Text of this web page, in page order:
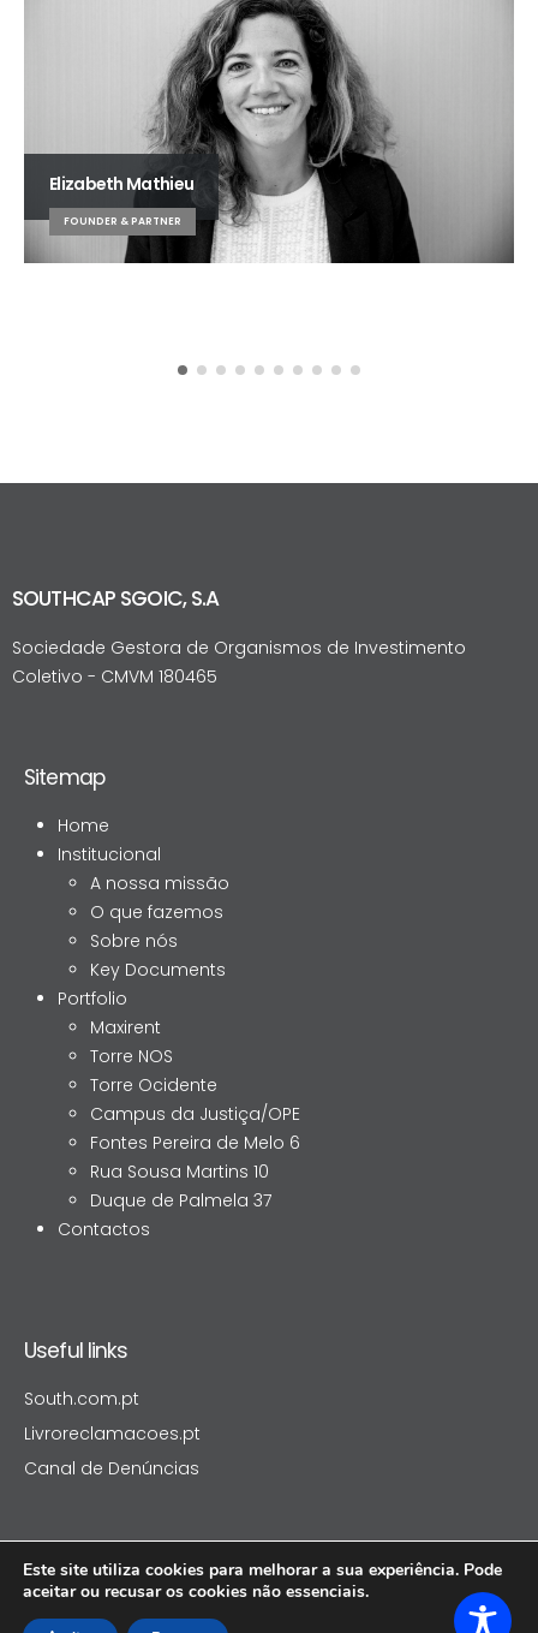
Elizabeth Mathieu
FOUNDER & PARTNER
SOUTHCAP SGOIC, S.A
Sociedade Gestora de Organismos de Investimento
Coletivo - CMVM 180465
Sitemap
Home
Institucional
A nossa missão
O que fazemos
Sobre nós
Key Documents
Portfolio
Maxirent
Torre NOS
Torre Ocidente
Campus da Justiça/OPE
Fontes Pereira de Melo 6
Rua Sousa Martins 10
Duque de Palmela 37
Contactos
Useful links
South.com.pt
Livroreclamacoes.pt
Canal de Denúncias
SOUTHCAP SGOIC, S.A © 2025.
Este site utiliza cookies para melhorar a sua experiência. Pode
aceitar ou recusar os cookies não essenciais.